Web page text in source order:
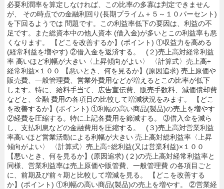
必要利潤率を算定しなければ、この比率の多寡は判定できません
が、 その時点での金融利回り(長期プライム＋５～１０パーセント)
を下回るようでは 問題です。この利益率低下の要因は、利益の不
足です。また総資本中の他人資本 (借入金)が多いとこの利益率も悪
くなります。 【どこを改善するか】(ポイント) ①収益力を高める
(経常利益を増やす) ②借入金を返済する。 (２)売上高対経常利益
率 高いほど利幅が大きい〈上昇傾向がよい〉 〈計算式〉売上高÷
経常利益×１００ 【悪いとき、何を見るか】(原因追求) 売上原価や
販売費、一般管理費、営業外費用などが増えるとこの比率が低下
します。特に、給料手当て、広告宣伝費、販売手数料、減価償却費
などと、金融 費用の各項目の比較して増減状況をみます。 【どこ
を改善するか】(ポイント) ①利幅の高い商品(製品)の売上を増やす
②経費を圧縮する。特に上記各費用を節減する。 ③借入金を減ら
し、支払利息などの金融費用を圧縮する。 (３)売上高対営業利益
率高いほど営業活動による利幅が大きい 売上高対総利益率〈上昇
傾向がよい〉 〈計算式〉売上高÷総利益(又は営業利益)×１００
【悪いとき、何を見るか】(原因追求) (２)の売上高対経常利益率と
同様、営業利益率は売上原価や販管費、一般管理費 の各項目ごと
に、前期及び前々期と比較して増減を見る。 【どこを改善する
か】(ポイント) ①利幅の高い商品(製品)の売上を増やす。 ②営業経